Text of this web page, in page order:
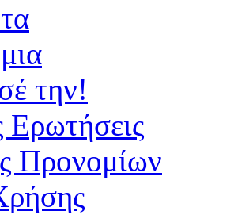
την!
Ερωτήσεις
Προνομίων